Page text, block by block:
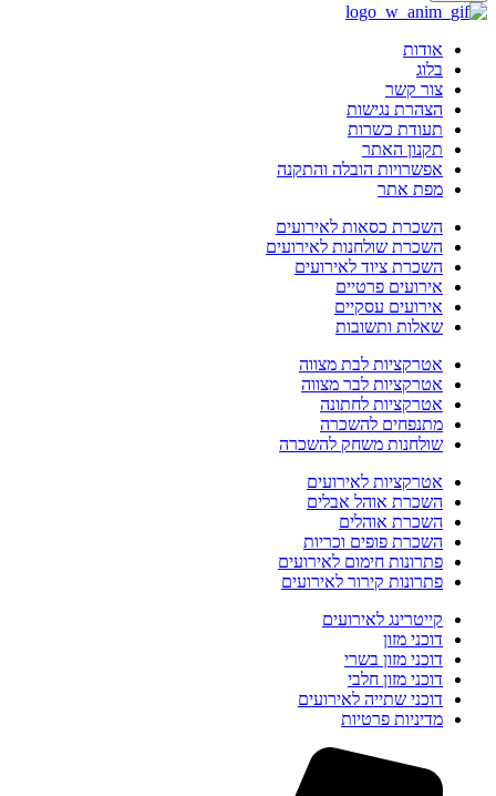
אודות
בלוג
צור קשר
הצהרת נגישות
תעודת כשרות
תקנון האתר
אפשרויות הובלה והתקנה
מפת אתר
השכרת כסאות לאירועים
השכרת שולחנות לאירועים
השכרת ציוד לאירועים
אירועים פרטיים
אירועים עסקיים
שאלות ותשובות
אטרקציות לבת מצווה
אטרקציות לבר מצווה
אטרקציות לחתונה
מתנפחים להשכרה
שולחנות משחק להשכרה
אטרקציות לאירועים
השכרת אוהל אבלים
השכרת אוהלים
השכרת פופים וכריות
פתרונות חימום לאירועים
פתרונות קירור לאירועים
קייטרינג לאירועים
דוכני מזון
דוכני מזון בשרי
דוכני מזון חלבי
דוכני שתייה לאירועים
מדיניות פרטיות